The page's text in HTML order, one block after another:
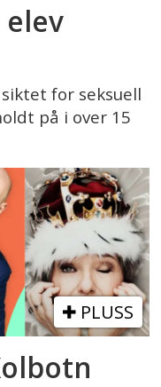
for seksuell
på i over 15
PLUSS